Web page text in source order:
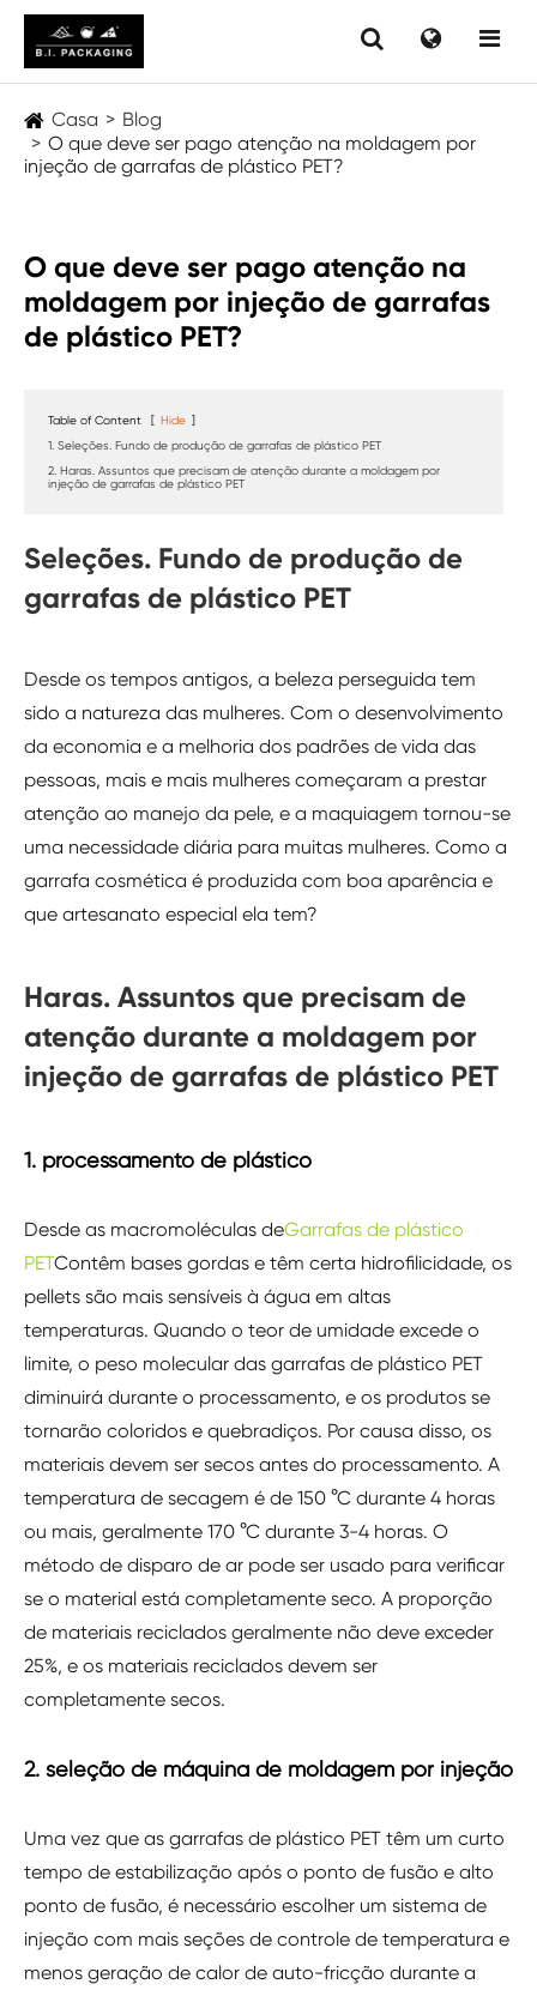
Casa
Blog
O que deve ser pago atenção na moldagem por
injeção de garrafas de plástico PET?
O que deve ser pago atenção na
moldagem por injeção de garrafas
de plástico PET?
Table of Content [ Hide ]
1. Seleções. Fundo de produção de garrafas de plástico PET
2. Haras. Assuntos que precisam de atenção durante a moldagem por
injeção de garrafas de plástico PET
Seleções. Fundo de produção de
garrafas de plástico PET
Desde os tempos antigos, a beleza perseguida tem
sido a natureza das mulheres. Com o desenvolvimento
da economia e a melhoria dos padrões de vida das
pessoas, mais e mais mulheres começaram a prestar
atenção ao manejo da pele, e a maquiagem tornou-se
uma necessidade diária para muitas mulheres. Como a
garrafa cosmética é produzida com boa aparência e
que artesanato especial ela tem?
Haras. Assuntos que precisam de
atenção durante a moldagem por
injeção de garrafas de plástico PET
1. processamento de plástico
Desde as macromoléculas deGarrafas de plástico
PETContêm bases gordas e têm certa hidrofilicidade, os
pellets são mais sensíveis à água em altas
temperaturas. Quando o teor de umidade excede o
limite, o peso molecular das garrafas de plástico PET
diminuirá durante o processamento, e os produtos se
tornarão coloridos e quebradiços. Por causa disso, os
materiais devem ser secos antes do processamento. A
temperatura de secagem é de 150 °C durante 4 horas
ou mais, geralmente 170 °C durante 3-4 horas. O
método de disparo de ar pode ser usado para verificar
se o material está completamente seco. A proporção
de materiais reciclados geralmente não deve exceder
25%, e os materiais reciclados devem ser
completamente secos.
2. seleção de máquina de moldagem por injeção
Uma vez que as garrafas de plástico PET têm um curto
tempo de estabilização após o ponto de fusão e alto
ponto de fusão, é necessário escolher um sistema de
injeção com mais seções de controle de temperatura e
menos geração de calor de auto-fricção durante a